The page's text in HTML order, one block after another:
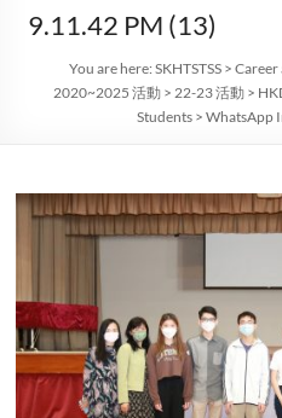
9.11.42 PM (13)
You are here:SKHTSTSS >Career
2020~2025 活動 >22-23 活動 >
Students >WhatsApp